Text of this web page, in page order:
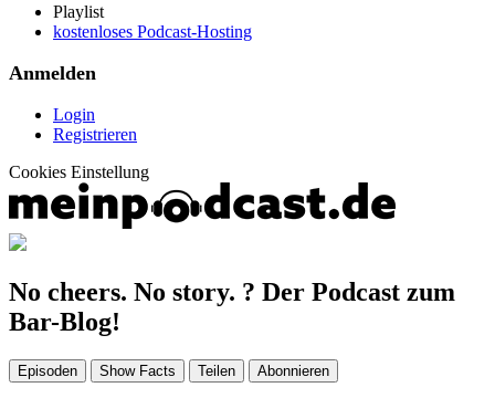
Playlist
kostenloses Podcast-Hosting
Anmelden
Login
Registrieren
Cookies Einstellung
No cheers. No story. ? Der Podcast zum
Bar-Blog!
Episoden Show Facts Teilen Abonnieren